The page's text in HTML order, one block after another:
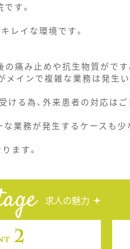
す。
レイな環境です。
痛み止めや抗生物質がです
メインで複雑な業務は発生
る為、外来患者の対応はご
業務が発生するケースも少
ます。
求人の魅力